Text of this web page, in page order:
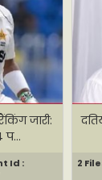
जारी:
Id :
2